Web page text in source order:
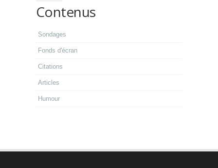
Contenus
Sondages
Fonds d'écran
Citations
Articles
Humour